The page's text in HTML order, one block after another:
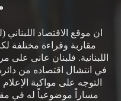
ان موقع الاقتصاد
مقاربة وقراءة مختلفة
اللبنانية. فلبنان عانى
في انتشال اقتصاده من
التوجه على مواكبة
مساراً موضوعياً له في